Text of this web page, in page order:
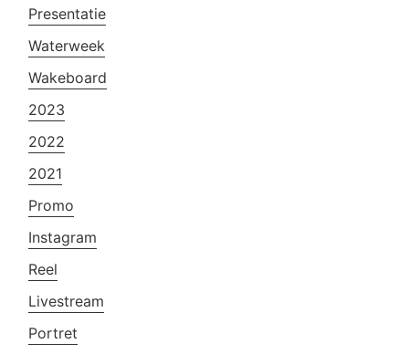
Presentatie
Waterweek
Wakeboard
2023
2022
2021
Promo
Instagram
Reel
Livestream
Portret